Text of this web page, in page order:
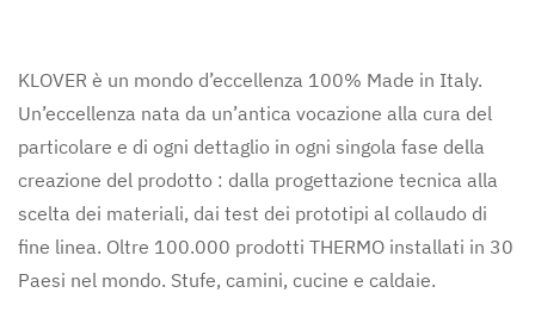
KLOVER è un mondo d’eccellenza 100% Made in Italy.
Un’eccellenza nata da un’antica vocazione alla cura del
particolare e di ogni dettaglio in ogni singola fase della
creazione del prodotto : dalla progettazione tecnica alla
scelta dei materiali, dai test dei prototipi al collaudo di
fine linea. Oltre 100.000 prodotti THERMO installati in 30
Paesi nel mondo. Stufe, camini, cucine e caldaie.